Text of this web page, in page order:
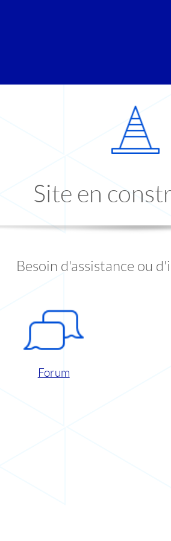
Site en
Besoin d'assistance ou
Forum